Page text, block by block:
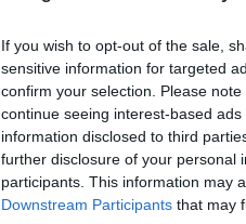
If you wish to opt-out of the sale,
sensitive information for targeted
confirm your selection. Please
continue seeing interest-based
information disclosed to third
further disclosure of your personal
participants. This information may
Downstream Participants that may